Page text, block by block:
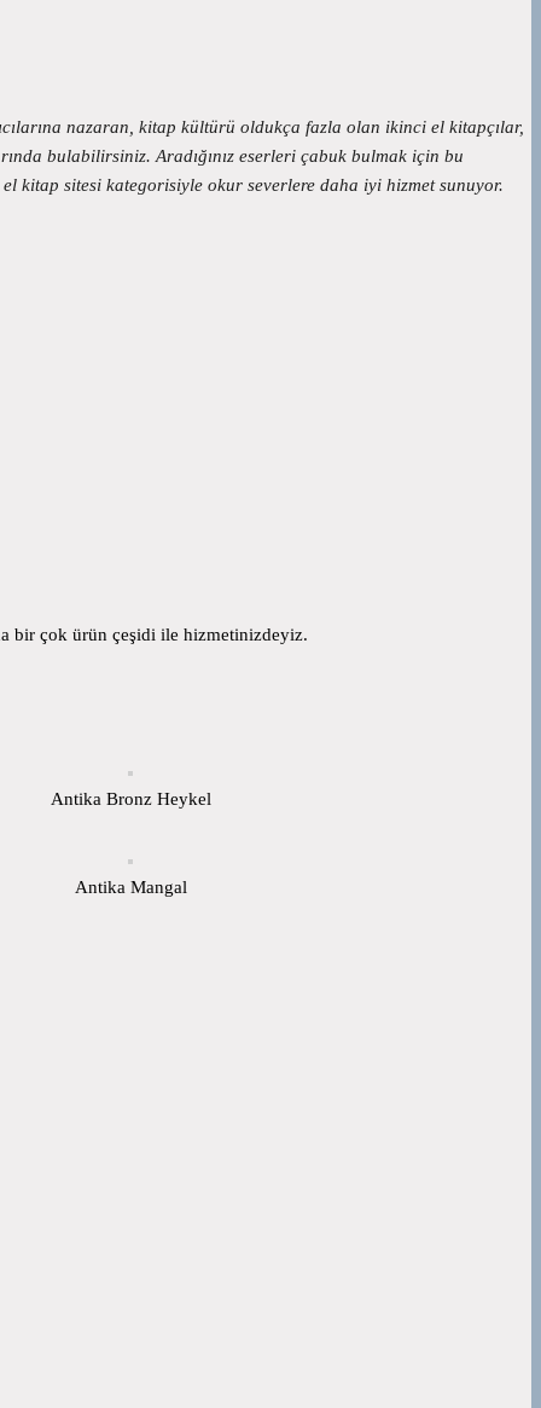
nazaran, kitap kültürü oldukça fazla olan ikinci el kitapçılar,
bulabilirsiniz. Aradığınız eserleri çabuk bulmak için bu
kitap sitesi kategorisiyle okur severlere daha iyi hizmet sunuyor.
bir çok ürün çeşidi ile hizmetinizdeyiz.
Antika Bronz Heykel
Antika Mangal